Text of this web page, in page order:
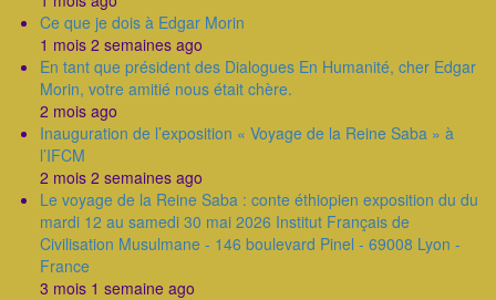
Ce que je dois à Edgar Morin
1 mois 2 semaines ago
En tant que président des Dialogues En Humanité, cher Edgar
Morin, votre amitié nous était chère.
2 mois ago
Inauguration de l’exposition « Voyage de la Reine Saba » à
l’IFCM
2 mois 2 semaines ago
Le voyage de la Reine Saba : conte éthiopien exposition du du
mardi 12 au samedi 30 mai 2026 Institut Français de
Civilisation Musulmane - 146 boulevard Pinel - 69008 Lyon -
France
3 mois 1 semaine ago